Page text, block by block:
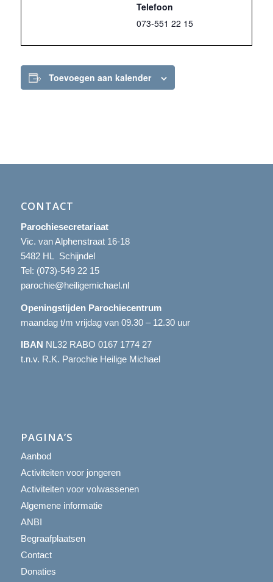
Telefoon
073-551 22 15
Toevoegen aan kalender
CONTACT
Parochiesecretariaat
Vic. van Alphenstraat 16-18
5482 HL Schijndel
Tel: (073)-549 22 15
parochie@heiligemichael.nl
Openingstijden Parochiecentrum
maandag t/m vrijdag van 09.30 – 12.30 uur
IBAN NL32 RABO 0167 1774 27
t.n.v. R.K. Parochie Heilige Michael
PAGINA’S
Aanbod
Activiteiten voor jongeren
Activiteiten voor volwassenen
Algemene informatie
ANBI
Begraafplaatsen
Contact
Donaties